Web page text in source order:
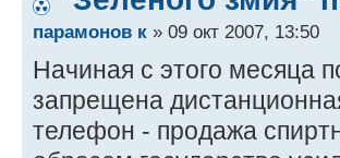
парамонов к » 09 окт 2007, 13:50
Начиная с этого месяца
запрещена
телефон - продажа